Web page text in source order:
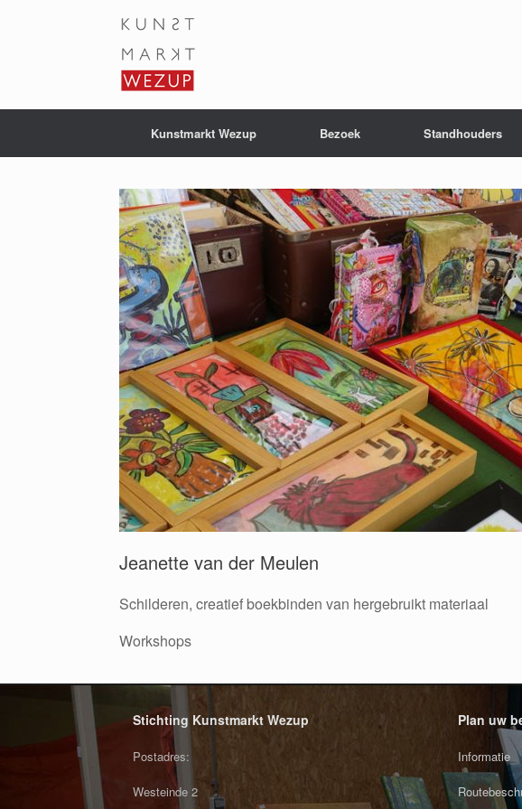
Kunstmarkt Wezup Bezoek Standhouders
Jeanette van der Meulen
Schilderen, creatief boekbinden van hergebruikt materiaal
Workshops
Stichting Kunstmarkt Wezup
Postadres:
Westeinde 2
Plan uw
Informatie